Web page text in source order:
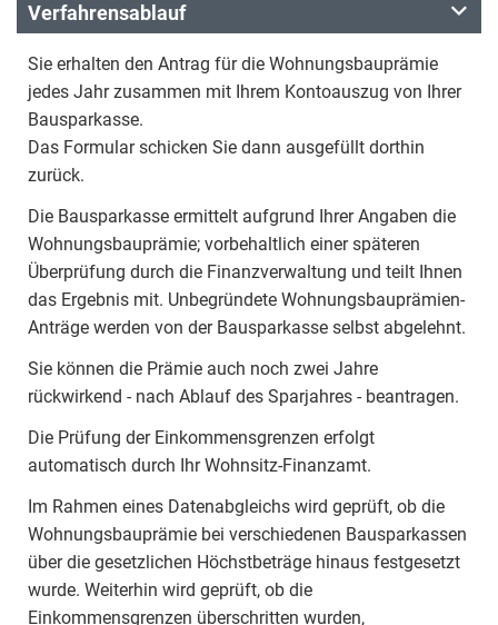
Verfahrensablauf
Sie erhalten den Antrag für die Wohnungsbauprämie
jedes Jahr zusammen mit Ihrem Kontoauszug von Ihrer
Bausparkasse.
Das Formular schicken Sie dann ausgefüllt dorthin
zurück.
Die Bausparkasse ermittelt aufgrund Ihrer Angaben die
Wohnungsbauprämie; vorbehaltlich einer späteren
Überprüfung durch die Finanzverwaltung und teilt Ihnen
das Ergebnis mit. Unbegründete Wohnungsbauprämien-
Anträge werden von der Bausparkasse selbst abgelehnt.
Sie können die Prämie auch noch zwei Jahre
rückwirkend - nach Ablauf des Sparjahres - beantragen.
Die Prüfung der Einkommensgrenzen erfolgt
automatisch durch Ihr Wohnsitz-Finanzamt.
Im Rahmen eines Datenabgleichs wird geprüft, ob die
Wohnungsbauprämie bei verschiedenen Bausparkassen
über die gesetzlichen Höchstbeträge hinaus festgesetzt
wurde. Weiterhin wird geprüft, ob die
Einkommensgrenzen überschritten wurden,